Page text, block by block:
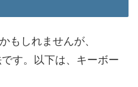
もしれませんが、
す。以下は、キーボー